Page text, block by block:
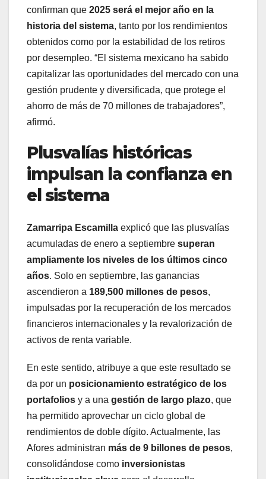
confirman que 2025 será el mejor año en la
historia del sistema, tanto por los rendimientos
obtenidos como por la estabilidad de los retiros
por desempleo. “El sistema mexicano ha sabido
capitalizar las oportunidades del mercado con una
gestión prudente y diversificada, que protege el
ahorro de más de 70 millones de trabajadores”,
afirmó.
Plusvalías históricas
impulsan la confianza en
el sistema
Zamarripa Escamilla explicó que las plusvalías
acumuladas de enero a septiembre superan
ampliamente los niveles de los últimos cinco
años. Solo en septiembre, las ganancias
ascendieron a 189,500 millones de pesos,
impulsadas por la recuperación de los mercados
financieros internacionales y la revalorización de
activos de renta variable.
En este sentido, atribuye a que este resultado se
da por un posicionamiento estratégico de los
portafolios y a una gestión de largo plazo, que
ha permitido aprovechar un ciclo global de
rendimientos de doble dígito. Actualmente, las
Afores administran más de 9 billones de pesos,
consolidándose como inversionistas